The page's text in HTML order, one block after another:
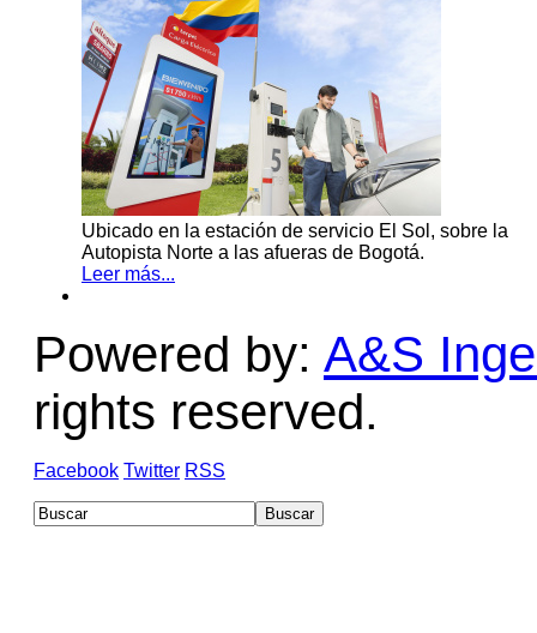
Ubicado en la estación de servicio El Sol, sobre la
Autopista Norte a las afueras de Bogotá.
Leer más...
Powered by: A&S
rights reserved.
Facebook Twitter RSS